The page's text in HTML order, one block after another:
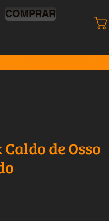
COMPRAR
de Osso